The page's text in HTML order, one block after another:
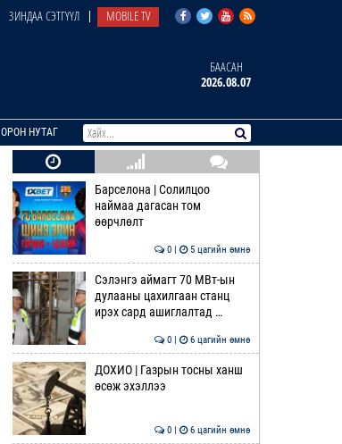
ЗИНДАА СЭТГҮҮЛ MOBILE TV
БААСАН
2026.08.07
ОРОН НУТАГ
Барселона | Солилцоо
наймаа дагасан том
өөрчлөлт
0 | 5 цагийн өмнө
Сэлэнгэ аймагт 70 МВт-ын
дулааны цахилгаан станц
ирэх сард ашиглалтад …
0 | 6 цагийн өмнө
ДОХИО | Газрын тосны ханш
өсөж эхэллээ
0 | 6 цагийн өмнө